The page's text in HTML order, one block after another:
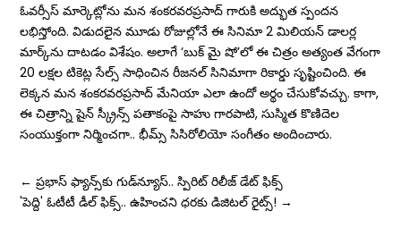
ఓవర్సీస్ మార్కెట్లోను మన శంకరవరప్రసాద్ గారుకి అద్భుత స్పందన
లభిస్తోంది. విడుదలైన మూడు రోజుల్లోనే ఈ సినిమా 2 మిలియన్ డాలర్ల
మార్క్‌ను దాటడం విశేషం. అలాగే ‘బుక్ మై షో’లో ఈ చిత్రం అత్యంత వేగంగా
20 లక్షల టికెట్ల సేల్స్ సాధించిన రీజనల్ సినిమాగా రికార్డు సృష్టించింది. ఈ
లెక్కన మన శంకరవరప్రసాద్‌ మేనియా ఎలా ఉందో అర్థం చేసుకోవచ్చు. కాగా,
ఈ చిత్రాన్ని షైన్ స్క్రీన్స్ పతాకంపై సాహు గారపాటి, సుస్మిత కొణిదెల
సంయుక్తంగా నిర్మించగా.. భీమ్స్ సిసిరోలియో సంగీతం అందించారు.
←ప్రభాస్‌ ఫ్యాన్స్‌కు గుడ్‌న్యూస్‌.. స్పిరిట్‌ రిలీజ్ డేట్ ఫిక్స్
'పెద్ది' ఓటీటీ డీల్ ఫిక్స్.. ఉహించని ధరకు డిజిటల్ రైట్స్! →